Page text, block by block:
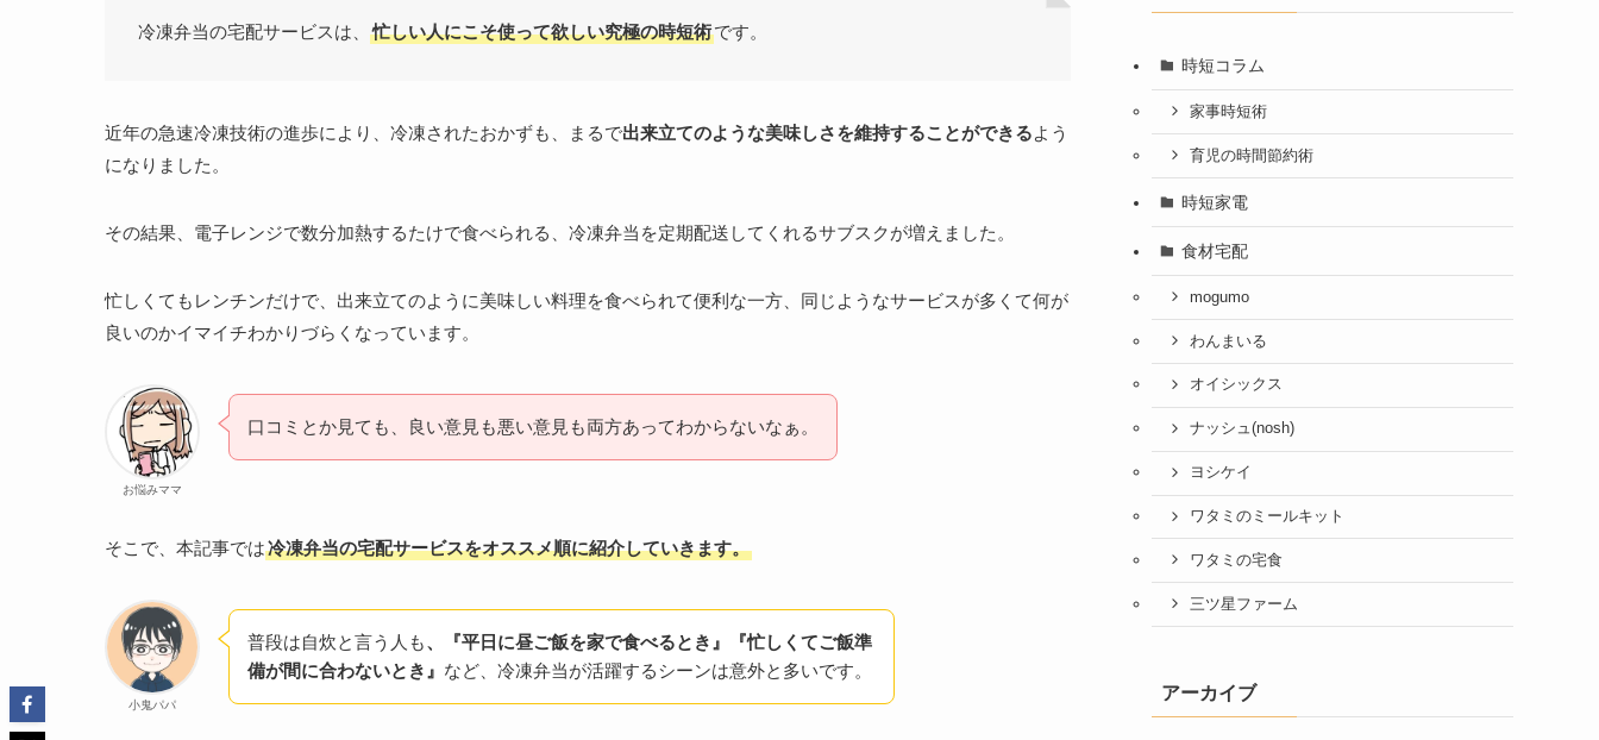
冷凍弁当の宅配サービスは、 忙しい人にこそ使って欲しい究極の時短術です。
近年の急速冷凍技術の進歩により、冷凍されたおかずも、まるで出来立てのような美味しさを維持することができるよう
になりました。
その結果、電子レンジで数分加熱するたけで食べられる、冷凍弁当を定期配送してくれるサブスクが増えました。
忙しくてもレンチンだけで、出来立てのように美味しい料理を食べられて便利な一方、同じようなサービスが多くて何が
良いのかイマイチわかりづらくなっています。
お悩みママ
口コミとか見ても、良い意見も悪い意見も両方あってわからないなぁ。
そこで、本記事では冷凍弁当の宅配サービスをオススメ順に紹介していきます。
小鬼パパ
普段は自炊と言う人も、『平日に昼ご飯を家で食べるとき』『忙しくてご飯準
備が間に合わないとき』 など、冷凍弁当が活躍するシーンは意外と多いです。
時短コラム
家事時短術
育児の時間節約術
時短家電
食材宅配
mogumo
わんまいる
オイシックス
ナッシュ(nosh)
ヨシケイ
ワタミのミールキット
ワタミの宅食
三ツ星ファーム
アーカイブ